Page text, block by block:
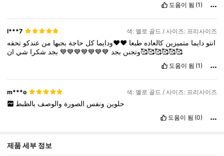
도움이 됨 (1)
l***7 색: 옐로 골드 / 사이즈: 프리사이즈
انتو دايما متميزين كالعاده طبعا ♥️♥️ودايما كل حاجة بجبها من عندكو تحفه
وتجنن بجد 💙💙💙💙💙💙💙 بجد شكرا شي ان🥰🥰🥰🥰🥰🥰
도움이 됨 (1)
m***o 색: 옐로 골드 / 사이즈: 프리사이즈
حلوين ونفس الصورة والوصف بالظبط
도움이 됨 (0)
제품 세부 정보